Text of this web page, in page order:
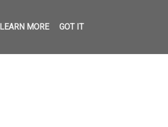
LEARN MORE GOT IT